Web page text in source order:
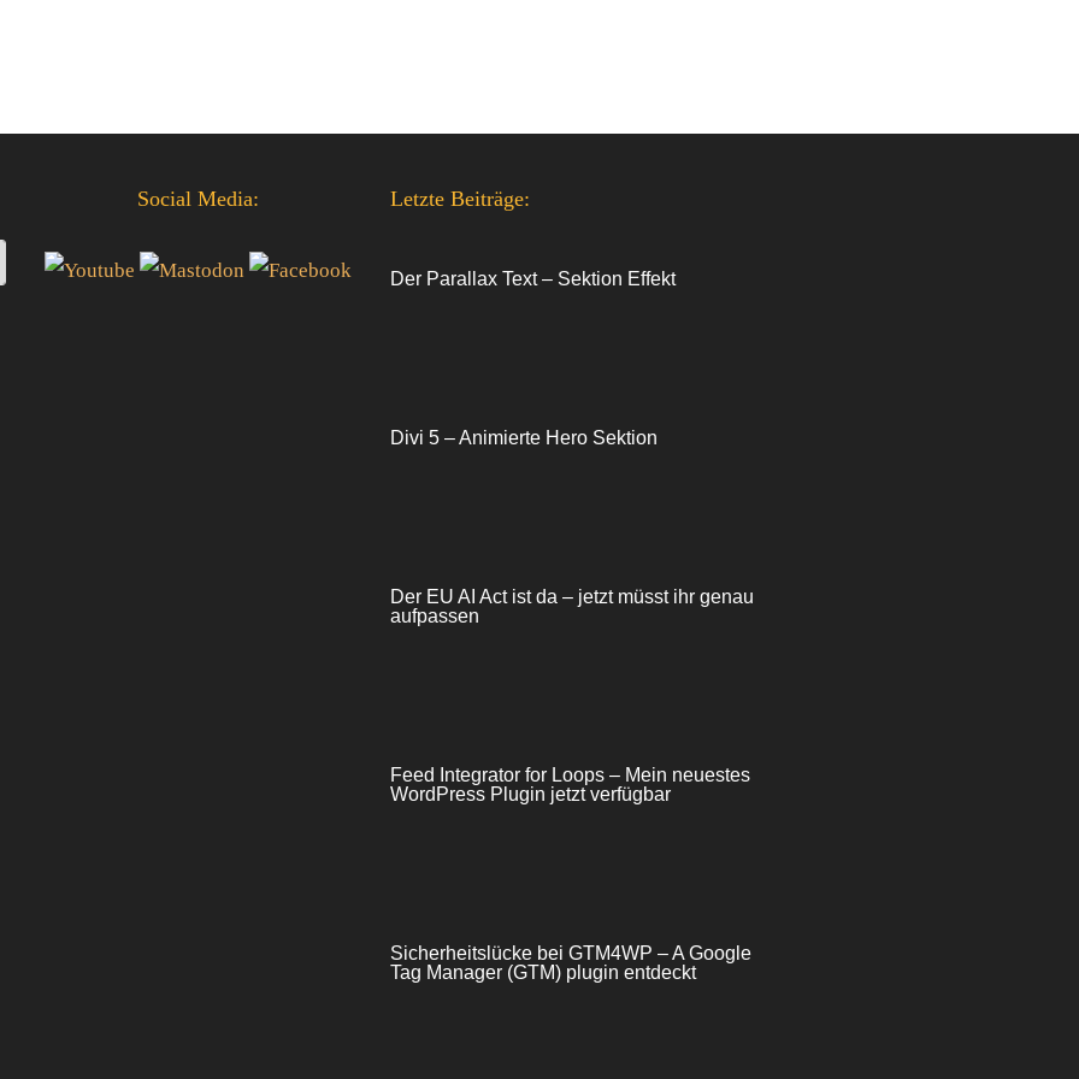
Social Media: Letzte Beiträge:
Der Parallax Text – Sektion Effekt
Divi 5 – Animierte Hero Sektion
Der EU AI Act ist da – jetzt müsst ihr genau
aufpassen
Feed Integrator for Loops – Mein neuestes
WordPress Plugin jetzt verfügbar
Sicherheitslücke bei GTM4WP – A Google
Tag Manager (GTM) plugin entdeckt